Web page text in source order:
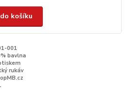
košíku
001
bavlna
rukáv